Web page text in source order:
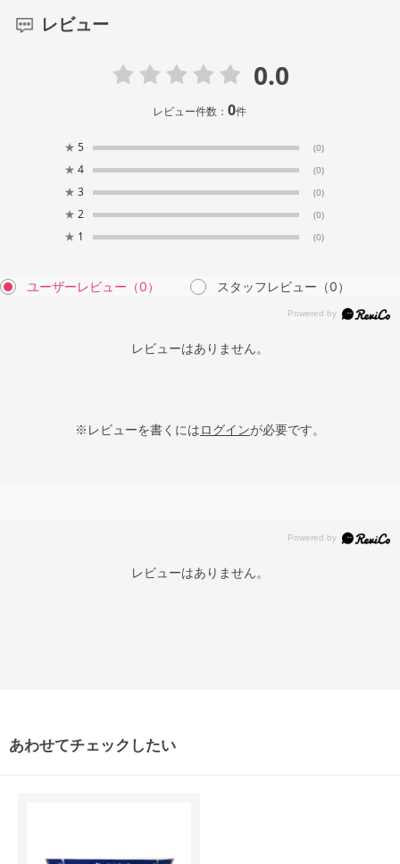
レビュー
0.0
レビュー件数：0件
★ 5 (0)
★ 4 (0)
★ 3 (0)
★ 2 (0)
★ 1 (0)
ユーザーレビュー （0） スタッフレビュー （0）
レビューはありません。
※レビューを書くにはログインが必要です。
レビューはありません。
あわせてチェックしたい